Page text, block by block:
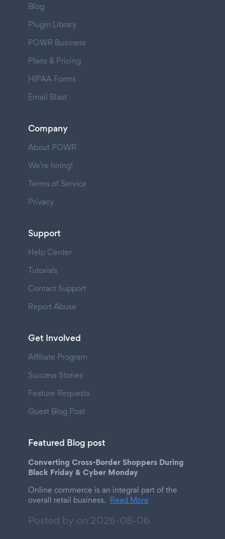
Blog
Plugin Library
POWR Business
Plans & Pricing
HIPAA Forms
Email Blast
Company
About POWR
We're hiring!
Terms of Service
Privacy
Support
Help Center
Tutorials
Contact Support
Report Abuse
Get Involved
Affiliate Program
Success Stories
Feature Requests
Guest Blog Post
Featured Blog post
Converting Cross-Border Shoppers During
Black Friday & Cyber Monday
Online commerce is an integral part of the
overall retail business. Read More
Posted by on 2026-08-06